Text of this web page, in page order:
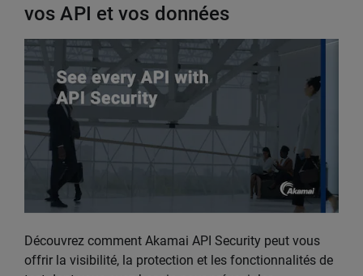
vos API et vos données
Découvrez comment Akamai API Security peut vous
offrir la visibilité, la protection et les fonctionnalités de